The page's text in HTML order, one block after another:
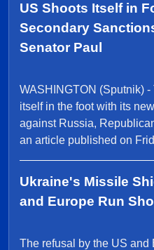
US Shoots Itself in
Secondary
Senator Paul
WASHINGTON (Sputnik)
itself in the foot with its
against Russia,
an article published on
Ukraine's Missile
and Europe Run
The refusal by the US